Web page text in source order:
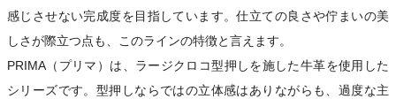
感じさせない完成度を目指しています。仕立ての良さや佇まいの美
しさが際立つ点も、このラインの特徴と言えます。
PRIMA（プリマ）は、ラージクロコ型押しを施した牛革を使用した
シリーズです。型押しならではの立体感はありながらも、過度な主